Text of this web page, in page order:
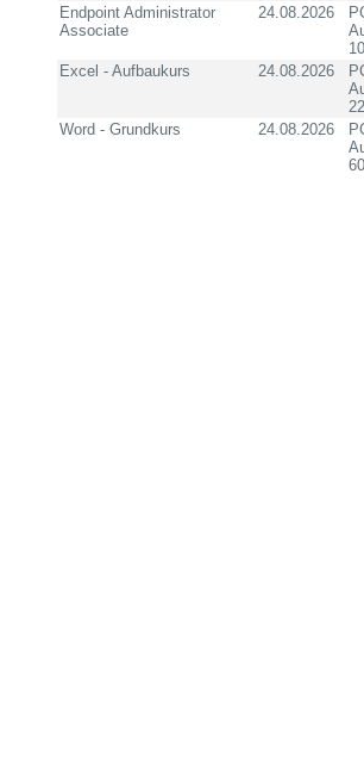
Endpoint Administrator
Associate
24.08.2026
Excel - Aufbaukurs
24.08.2026
Word - Grundkurs
24.08.2026